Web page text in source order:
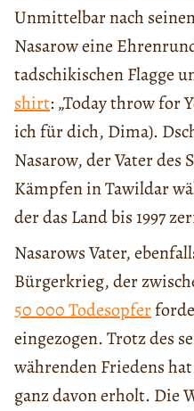
Unmittelbar nach
Nasarow eine
tadschikischen Flagge
shirt: „Today throw for
ich für dich, Dima).
Nasarow, der Vater des
Kämpfen in Tawildar
der das Land bis 1997
Nasarows Vater,
Bürgerkrieg, der
50 000 Todesopfer
eingezogen. Trotz des
währenden Friedens
ganz davon erholt. Die